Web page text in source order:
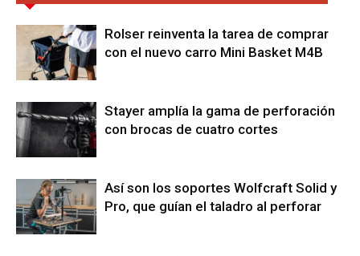
Rolser reinventa la tarea de comprar
con el nuevo carro Mini Basket M4B
Stayer amplía la gama de perforación
con brocas de cuatro cortes
Así son los soportes Wolfcraft Solid y
Pro, que guían el taladro al perforar